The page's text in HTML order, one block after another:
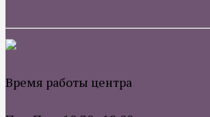
Время работы центра